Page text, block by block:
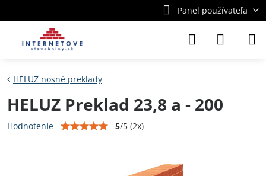
Panel používateľa
HELUZ nosné preklady
HELUZ Preklad 23,8 a - 200
Hodnotenie 5/5 (2x)